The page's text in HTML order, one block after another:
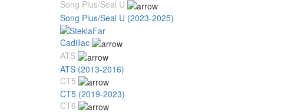
Song Plus/Seal U
Song Plus/Seal U (2023-2025)
Cadillac
ATS
ATS (2013-2016)
CT5
CT5 (2019-2023)
CT6